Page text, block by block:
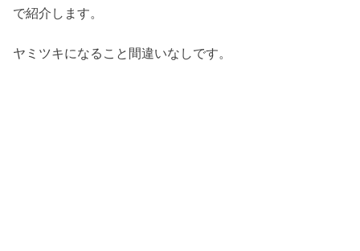
で紹介します。
ヤミツキになること間違いなしです。